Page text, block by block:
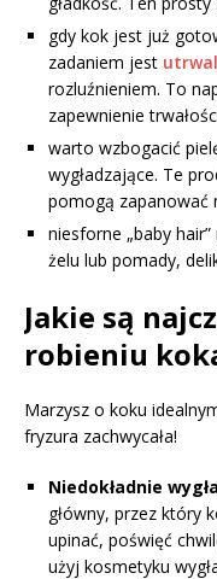
gdy kok jest już
zadaniem jest
rozluźnieniem. To
zapewnienie
warto wzbogacić
wygładzające. Te
pomogą zapanować
niesforne „baby
żelu lub pomady,
Jakie są
robieniu
Marzysz o koku
fryzura zachwycała!
Niedokładnie
główny, przez który
upinać, poświęć
użyj kosmetyku